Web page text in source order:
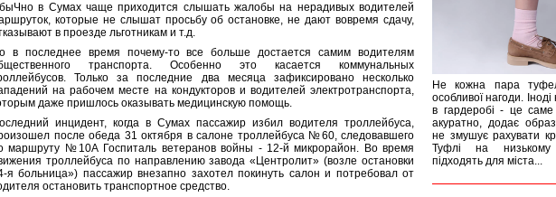
в Сумах чаще приходится слышать жалобы на нерадивых водителей
которые не слышат просьбу об остановке, не дают вовремя сдачу,
в проезде льготникам и т.д.
в последнее время почему-то все больше достается самим водителям
транспорта. Особенно это касается коммунальных
Только за последние два месяца зафиксировано несколько
на рабочем месте на кондукторов и водителей электротранспорта,
даже пришлось оказывать медицинскую помощь.
инцидент, когда в Сумах пассажир избил водителя троллейбуса,
после обеда 31 октября в салоне троллейбуса №60, следовавшего
маршруту №10А Госпиталь ветеранов войны - 12-й микрорайон. Во время
троллейбуса по направлению завода «Центролит» (возле остановки
я больница») пассажир внезапно захотел покинуть салон и потребовал от
остановить транспортное средство.
Не кожна пара
особливої нагоди.
в гардеробі - це
акуратно, додає
не змушує рахувати
Туфлі на низькому
підходять для міста...